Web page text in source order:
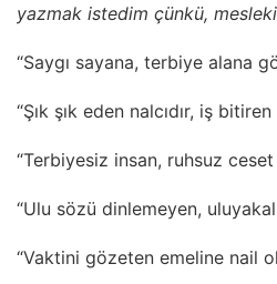
yazmak istedim çünkü,
“Saygı sayana, terbiye alana
“Şık şık eden nalcıdır, iş
“Terbiyesiz insan, ruhsuz
“Ulu sözü dinlemeyen,
“Vaktini gözeten emeline nail